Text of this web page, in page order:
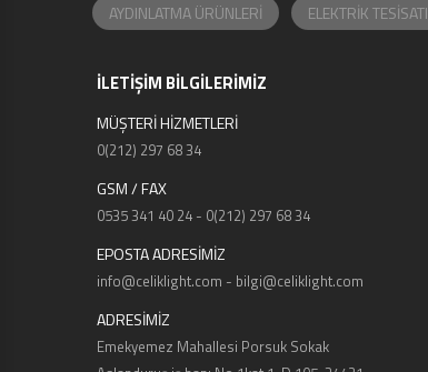
AYDINLATMA ÜRÜNLERİ
ELEKTRİK TESİSATI
İLETİŞİM BİLGİLERİMİZ
MÜŞTERİ HİZMETLERİ
0(212) 297 68 34
GSM / FAX
0535 341 40 24 - 0(212) 297 68 34
EPOSTA ADRESİMİZ
info@celiklight.com - bilgi@celiklight.com
ADRESİMİZ
Emekyemez Mahallesi Porsuk Sokak